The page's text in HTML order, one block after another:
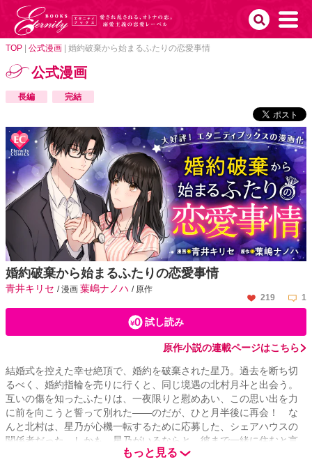
TOP 公式漫画 婚約破棄から始まるふたりの恋愛事情
公式漫画
長編 完結
婚約破棄から始まるふたりの恋愛事情
青井キリセ / 漫画 葉嶋ナノハ / 原作
219
1
試し読み
原作小説の連載ページはこちら
結婚式を控えた幸せ絶頂で、婚約を破棄された星乃。過去を断ち切
るべく、婚約指輪を売りに行くと、同じ境遇の北村月斗と出会う。
互いの傷を知ったふたりは、一夜限りと慰めあい、この思い出を力
に前を向こうと誓って別れた――のだが、ひと月半後に再会！ な
んと北村は、星乃が心機一転するために応募した、シェアハウスの
関係者だった。しかも、星乃がいるならと、彼まで一緒に住むと言
い出し、始まった同居生活は甘々で…⁉ どん底から始まる運命のラ
もっと見る